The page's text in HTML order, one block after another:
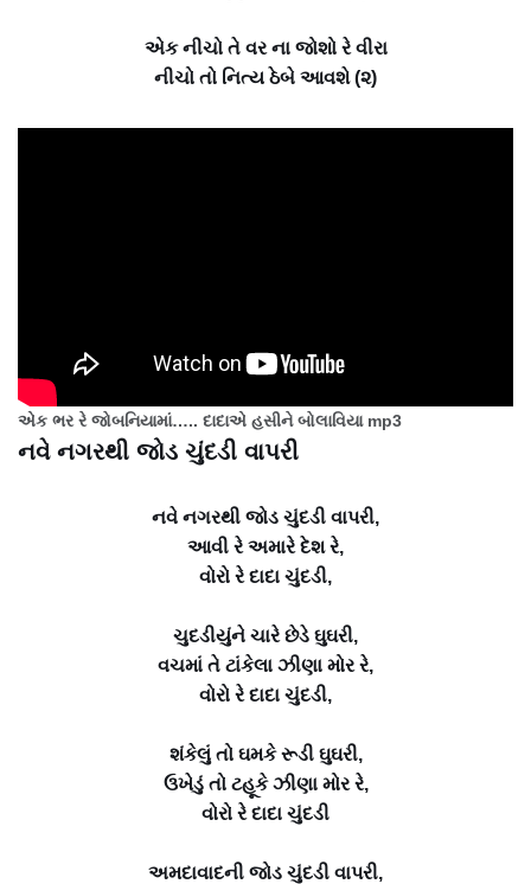
એક નીચો તે વર ના જોશો રે વીરા
નીચો તો નિત્ય ઠેબે આવશે (૨)
એક ભર રે જોબનિયામાં….. દાદાએ હસીને બોલાવિયા mp3
નવે નગરથી જોડ ચુંદડી વાપરી
નવે નગરથી જોડ ચુંદડી વાપરી,
આવી રે અમારે દેશ રે,
વોરો રે દાદા ચુંદડી,
ચુદડીયુંને ચારે છેડે ઘુઘરી,
વચમાં તે ટાંકેલા ઝીણા મોર રે,
વોરો રે દાદા ચુંદડી,
શંકેલું તો ઘમકે રૂડી ઘુઘરી,
ઉખેડું તો ટહૂકે ઝીણા મોર રે,
વોરો રે દાદા ચુંદડી
અમદાવાદની જોડ ચુંદડી વાપરી,